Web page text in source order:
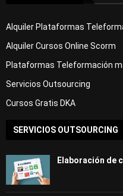
Alquiler Plataformas
Alquiler Cursos Online Scorm
Plataformas Teleformación
Servicios Outsourcing
Cursos Gratis DKA
SERVICIOS OUTSOURCING
Elaboración de